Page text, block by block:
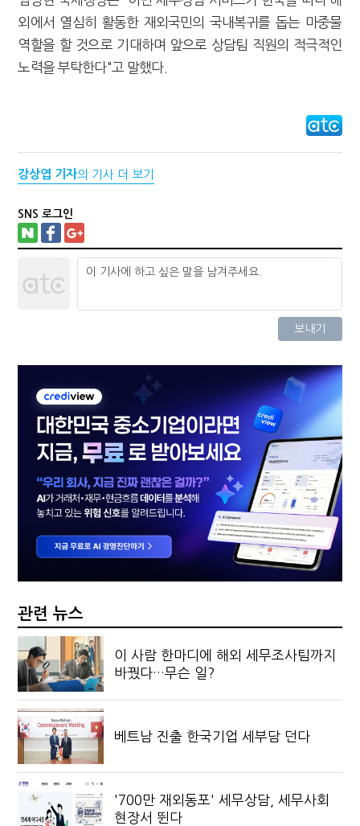
외에서 열심히 활동한 재외국민의 국내복귀를 돕는 마중물
역할을 할 것으로 기대하며 앞으로 상담팀 직원의 적극적인
노력을 부탁한다"고 말했다.
강상엽 기자의 기사 더 보기
SNS 로그인
관련 뉴스
이 사람 한마디에 해외 세무조사팀까지
바꿨다…무슨 일?
베트남 진출 한국기업 세부담 던다
'700만 재외동포' 세무상담, 세무사회
현장서 뛴다